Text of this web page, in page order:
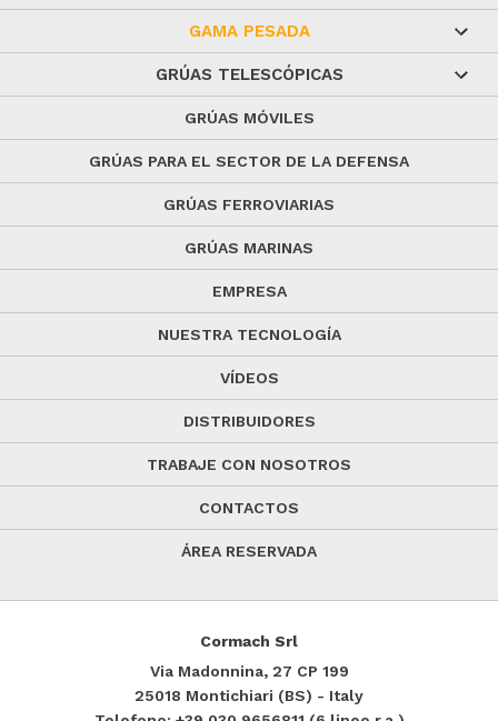
GAMA PESADA
GRÚAS TELESCÓPICAS
GRÚAS MÓVILES
GRÚAS PARA EL SECTOR DE LA DEFENSA
GRÚAS FERROVIARIAS
GRÚAS MARINAS
EMPRESA
NUESTRA TECNOLOGÍA
VÍDEOS
DISTRIBUIDORES
TRABAJE CON NOSOTROS
CONTACTOS
ÁREA RESERVADA
Cormach Srl
Via Madonnina, 27 CP 199
25018 Montichiari (BS) - Italy